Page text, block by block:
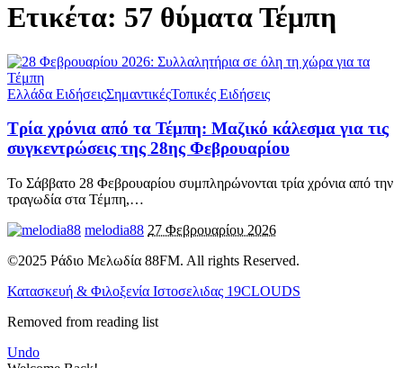
Ετικέτα: 57 θύματα Τέμπη
Ελλάδα ΕιδήσειςΣημαντικέςΤοπικές Ειδήσεις
Τρία χρόνια από τα Τέμπη: Μαζικό κάλεσμα για τις
συγκεντρώσεις της 28ης Φεβρουαρίου
Το Σάββατο 28 Φεβρουαρίου συμπληρώνονται τρία χρόνια από την
τραγωδία στα Τέμπη,…
melodia88 27 Φεβρουαρίου 2026
©2025 Ράδιο Μελωδία 88FM. All rights Reserved.
Κατασκευή & Φιλοξενία Ιστοσελιδας 19CLOUDS
Removed from reading list
Undo